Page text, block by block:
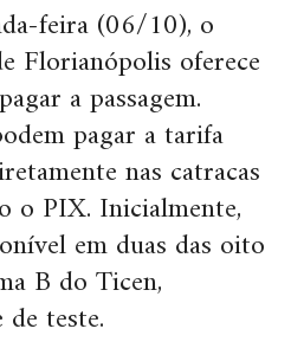
feira (06/10), o
Florianópolis oferece
a passagem.
pagar a tarifa
nas catracas
o PIX. Inicialmente,
em duas das oito
B do Ticen,
teste.